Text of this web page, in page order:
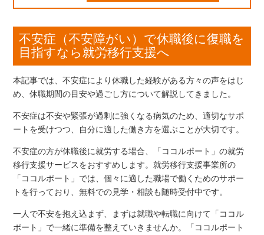
不安症（不安障がい）で休職後に復職を
目指すなら就労移行支援へ
本記事では、不安症により休職した経験がある方々の声をはじ
め、休職期間の目安や過ごし方について解説してきました。
不安症は不安や緊張が過剰に強くなる病気のため、適切なサポ
ートを受けつつ、自分に適した働き方を選ぶことが大切です。
不安症の方が休職後に就労する場合、「ココルポート」の就労
移行支援サービスをおすすめします。就労移行支援事業所の
「ココルポート」では、個々に適した職場で働くためのサポー
トを行っており、無料での見学・相談も随時受付中です。
一人で不安を抱え込まず、まずは就職や転職に向けて「ココル
ポート」で一緒に準備を整えていきませんか。「ココルポート